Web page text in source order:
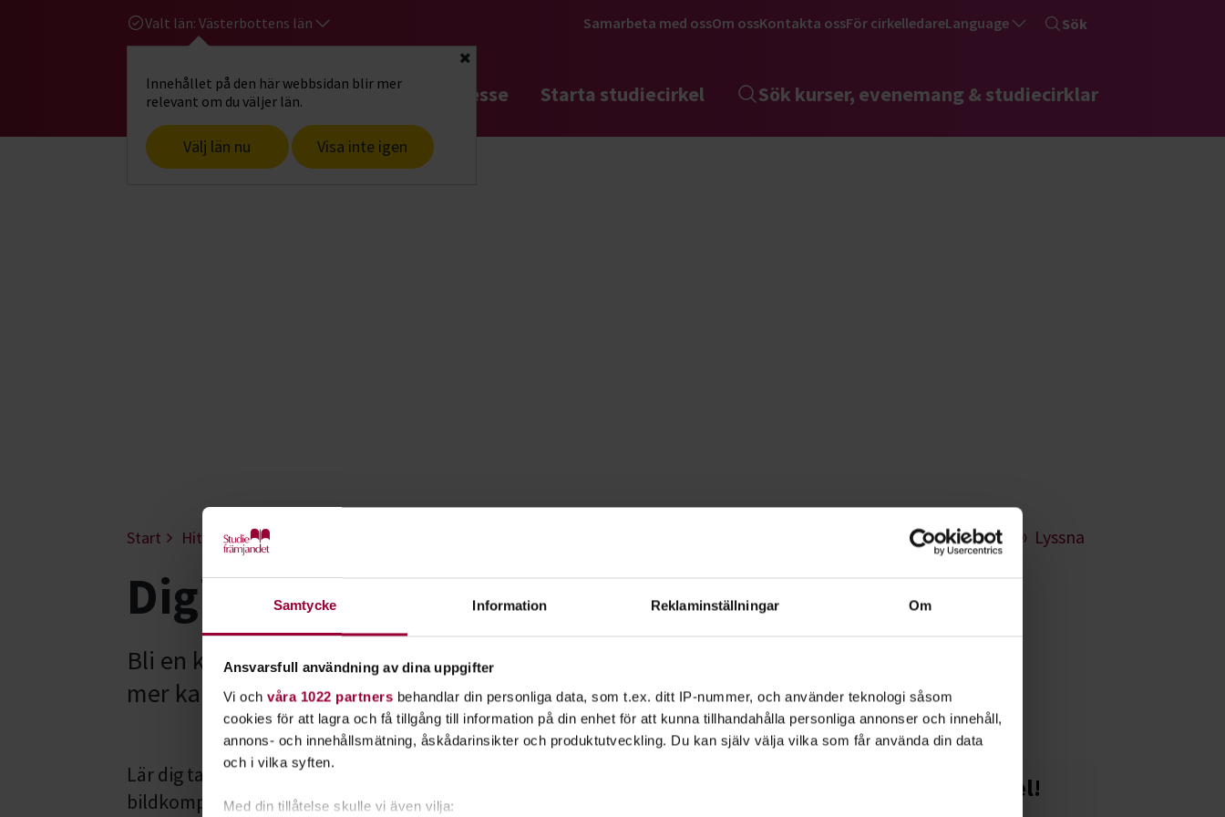
Samtycke Information Reklaminställningar Om
Ansvarsfull användning av dina uppgifter
Vi och våra 1022 partners behandlar din personliga data, som t.ex. ditt IP-nummer, och använder teknologi såsom
cookies för att lagra och få tillgång till information på din enhet för att kunna tillhandahålla personliga annonser och innehåll,
annons- och innehållsmätning, åskådarinsikter och produktutveckling. Du kan själv välja vilka som får använda din data
och i vilka syften.
Med din tillåtelse skulle vi även vilja:
Valt län: Västerbottens län
Innehållet på den här webbsidan blir mer
relevant om du väljer län.
Välj län nu Visa inte igen
Stäng
Samarbeta med ossOm ossKontakta ossFör cirkelledareLanguage Sök
Gå till studiefrämjandets startsidaHitta intresse Starta studiecirkel Sök kurser, evenemang & studiecirklar
Start Hitta intresse Lyssna
Digitalt foto - Västerbotten
Bli en kreativ, kunnig och skarpsynt fotograf. Ju mer du kan om fotografi, desto
mer kan du utveckla dina bilder och låta kreativiteten flöda.
Lär dig ta bra porträtt och miljöbilder. Vi hjälper dig få koll på
bildkomposition, färglära, vitbalansering och skärpedjup. Du lär dig också
Starta en studiecirkel!